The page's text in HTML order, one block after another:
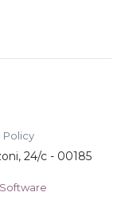
Policy
24/c - 00185